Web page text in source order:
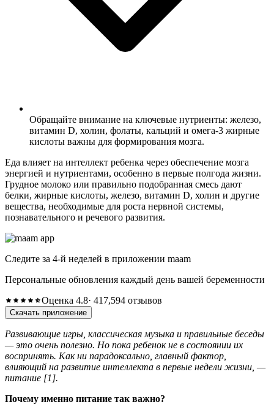
Обращайте внимание на ключевые нутриенты: железо,
витамин D, холин, фолаты, кальций и омега-3 жирные
кислоты важны для формирования мозга.
Еда влияет на интеллект ребенка через обеспечение мозга
энергией и нутриентами, особенно в первые полгода жизни.
Грудное молоко или правильно подобранная смесь дают
белки, жирные кислоты, железо, витамин D, холин и другие
вещества, необходимые для роста нервной системы,
познавательного и речевого развития.
Следите за 4-й неделей в приложении maam
Персональные обновления каждый день вашей беременности
Оценка 4.8· 417,594 отзывов
Скачать приложение
Развивающие игры, классическая музыка и правильные беседы
— это очень полезно. Но пока ребенок не в состоянии их
воспринять. Как ни парадоксально, главный фактор,
влияющий на развитие интеллекта в первые недели жизни, —
питание [1].
Почему именно питание так важно?